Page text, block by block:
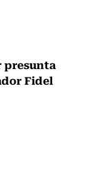
presunta
Fidel